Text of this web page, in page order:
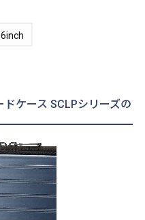
ケース SCLPシリーズの